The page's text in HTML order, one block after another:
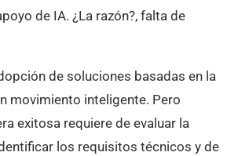
de IA. ¿La razón?, falta de
de soluciones basadas en la
movimiento inteligente. Pero
exitosa requiere de evaluar la
los requisitos técnicos y de